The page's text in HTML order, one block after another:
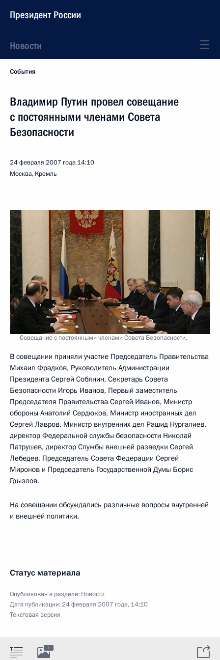
Президент России
Новости
События
Владимир Путин провел совещание
с постоянными членами Совета
Безопасности
24 февраля 2007 года 14:10
Москва, Кремль
Совещание с постоянными членами Совета Безопасности.
В совещании приняли участие Председатель Правительства
Михаил Фрадков, Руководитель Администрации
Президента Сергей Собянин, Секретарь Совета
Безопасности Игорь Иванов, Первый заместитель
Председателя Правительства Сергей Иванов, Министр
обороны Анатолий Сердюков, Министр иностранных дел
Сергей Лавров, Министр внутренних дел Рашид Нургалиев,
директор Федеральной службы безопасности Николай
Патрушев, директор Службы внешней разведки Сергей
Лебедев, Председатель Совета Федерации Сергей
Миронов и Председатель Государственной Думы Борис
Грызлов.
На совещании обсуждались различные вопросы внутренней
и внешней политики.
Статус материала
Опубликован в разделе: Новости
Дата публикации:24 февраля 2007 года, 14:10
Текстовая версия
1